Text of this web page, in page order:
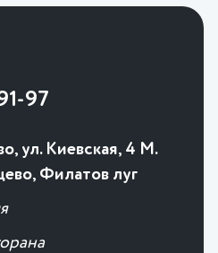
97
ул. Киевская, 4 М.
Филатов луг